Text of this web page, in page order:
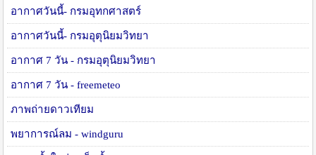
อากาศวันนี้- กรมอุทกศาสตร์
อากาศวันนี้- กรมอุตุนิยมวิทยา
อากาศ 7 วัน - กรมอุตุนิยมวิทยา
อากาศ 7 วัน - freemeteo
ภาพถ่ายดาวเทียม
พยาการณ์ลม - windguru